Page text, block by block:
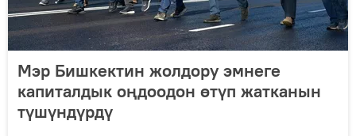
Мэр Бишкектин жолдору эмнеге
капиталдык оңдоодон өтүп жатканын
түшүндүрдү